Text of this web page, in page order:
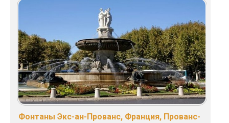
Фонтаны Экс-ан-Прованс, Франция, Прованс-